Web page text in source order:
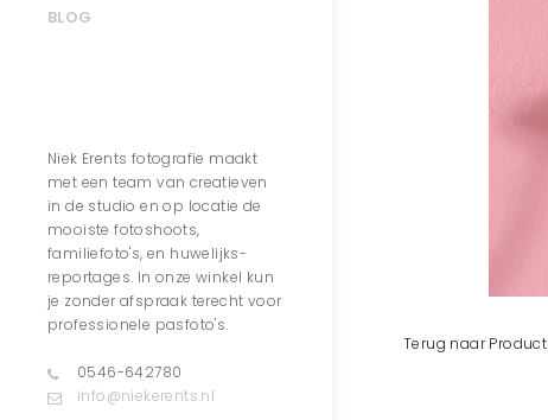
BLOG
Niek Erents fotografie maakt
met een team van creatieven
in de studio en op locatie de
mooiste fotoshoots,
familiefoto's, en huwelijks-
reportages. In onze winkel kun
je zonder afspraak terecht voor
professionele pasfoto's.
0546-642780
info@niekerents.nl
Terug naar Product